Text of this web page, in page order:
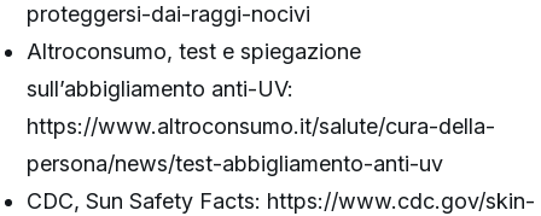
proteggersi-dai-raggi-nocivi
Altroconsumo, test e spiegazione
sull’abbigliamento anti-UV:
https://www.altroconsumo.it/salute/cura-della-
persona/news/test-abbigliamento-anti-uv
CDC, Sun Safety Facts: https://www.cdc.gov/skin-